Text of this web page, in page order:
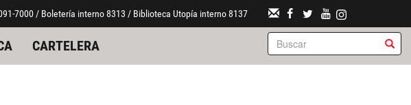
7000 / Boletería interno 8313 / Biblioteca Utopía interno 8137
CARTELERA